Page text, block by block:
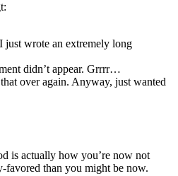
just wrote an extremely long
didn’t appear. Grrrr…
over again. Anyway, just wanted
is actually how you’re now not
favored than you might be now.